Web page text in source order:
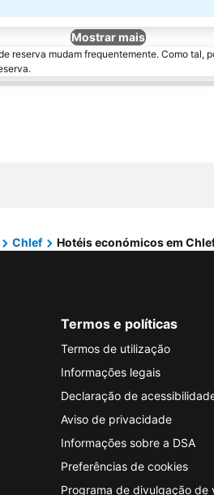
Mostrar mais
reserva mudam frequentemente. Como tal,
Chlef Hotéis económicos em
Termos e políticas
Termos de utilização
Informações legais
Declaração de
Aviso de privacidade
Informações sobre a DSA
Preferências de cookies
Programa de divulgação de